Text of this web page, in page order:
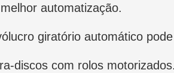
automatização.
giratório automático
discos com rolos